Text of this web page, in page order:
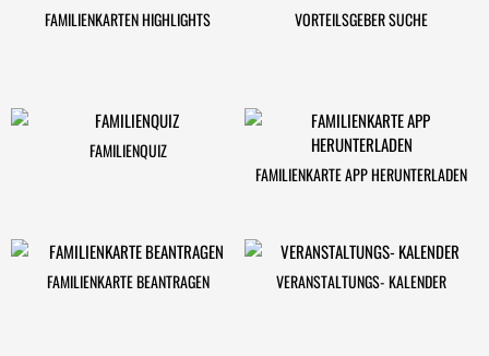
FAMILIENKARTEN HIGHLIGHTS VORTEILSGEBER SUCHE
FAMILIENQUIZ
FAMILIENKARTE APP HERUNTERLADEN
FAMILIENKARTE BEANTRAGEN VERANSTALTUNGS- KALENDER